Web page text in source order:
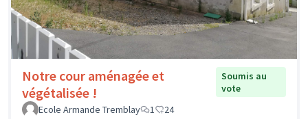
Notre cour aménagée et
végétalisée !
Soumis au
vote
Ecole Armande Tremblay
1 24